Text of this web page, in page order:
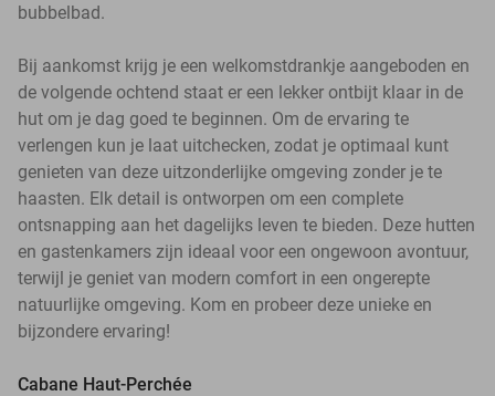
bubbelbad.
Bij aankomst krijg je een welkomstdrankje aangeboden en
de volgende ochtend staat er een lekker ontbijt klaar in de
hut om je dag goed te beginnen. Om de ervaring te
verlengen kun je laat uitchecken, zodat je optimaal kunt
genieten van deze uitzonderlijke omgeving zonder je te
haasten. Elk detail is ontworpen om een complete
ontsnapping aan het dagelijks leven te bieden. Deze hutten
en gastenkamers zijn ideaal voor een ongewoon avontuur,
terwijl je geniet van modern comfort in een ongerepte
natuurlijke omgeving. Kom en probeer deze unieke en
bijzondere ervaring!
Cabane Haut-Perchée